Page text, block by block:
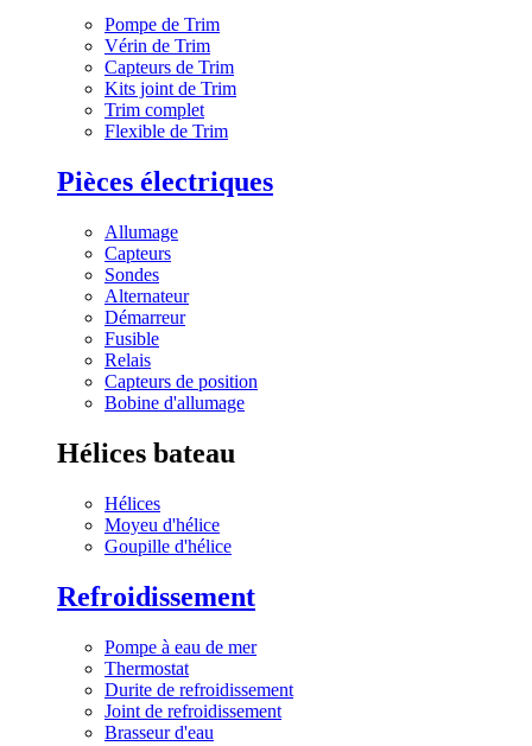
Pompe de Trim
Vérin de Trim
Capteurs de Trim
Kits joint de Trim
Trim complet
Flexible de Trim
Pièces électriques
Allumage
Capteurs
Sondes
Alternateur
Démarreur
Fusible
Relais
Capteurs de position
Bobine d'allumage
Hélices bateau
Hélices
Moyeu d'hélice
Goupille d'hélice
Refroidissement
Pompe à eau de mer
Thermostat
Durite de refroidissement
Joint de refroidissement
Brasseur d'eau